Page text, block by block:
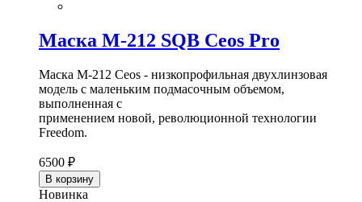
Маска M-212 SQB Ceos Pro
Маска M-212 Ceos - низкопрофильная двухлинзовая
модель с маленьким подмасочным объемом,
выполненная с
применением новой, революционной технологии
Freedom.
6500 ₽
В корзину
Новинка